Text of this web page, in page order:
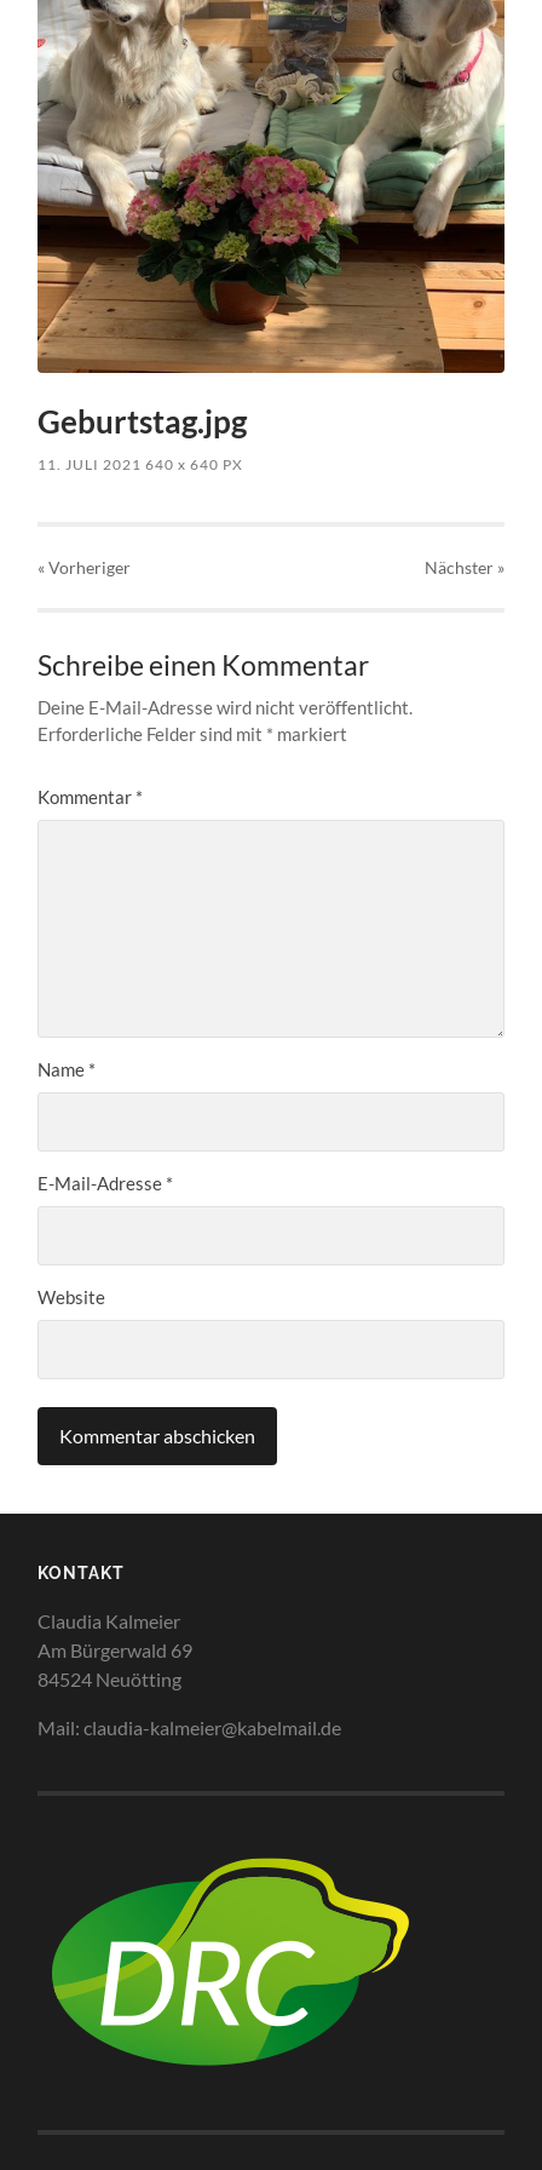
Geburtstag.jpg
11. JULI 2021 640x 640 PX
« Vorheriger Nächster »
Schreibe einen Kommentar
Deine E-Mail-Adresse wird nicht veröffentlicht.
Erforderliche Felder sind mit * markiert
Kommentar *
Name *
E-Mail-Adresse *
Website
KONTAKT
Claudia Kalmeier
Am Bürgerwald 69
84524 Neuötting
Mail: claudia-kalmeier@kabelmail.de